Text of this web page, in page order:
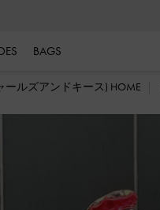
BAGS
ールズアンドキース) HOME